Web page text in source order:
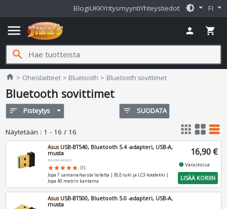
BlogiUKKYritysmyyntiYhteystiedot brightness_medium FI
menu person shopping_cart
search
home Jimms.fi
Oheislaitteet Bluetooth Bluetooth sovittimet
Bluetooth sovittimet
sort Pisteytys filter_list SUODATA
Näytetään : 1 - 16 / 16 apps grid_view table_rows
AsusUSB-BT540, Bluetooth 5.4 -adapteri, USB-A,
musta
90IG09N0-MO0B10
star star star star star (1)
Jopa 7 samanaikaista laitetta | BLE-tuki ja LC3-koodekki |
Jopa 40 metrin kantama
16,90 €
fiber_manual_recordVarastossa
LISÄÄ KORIIN
AsusUSB-BT500, Bluetooth 5.0 -adapteri, USB-A,
musta